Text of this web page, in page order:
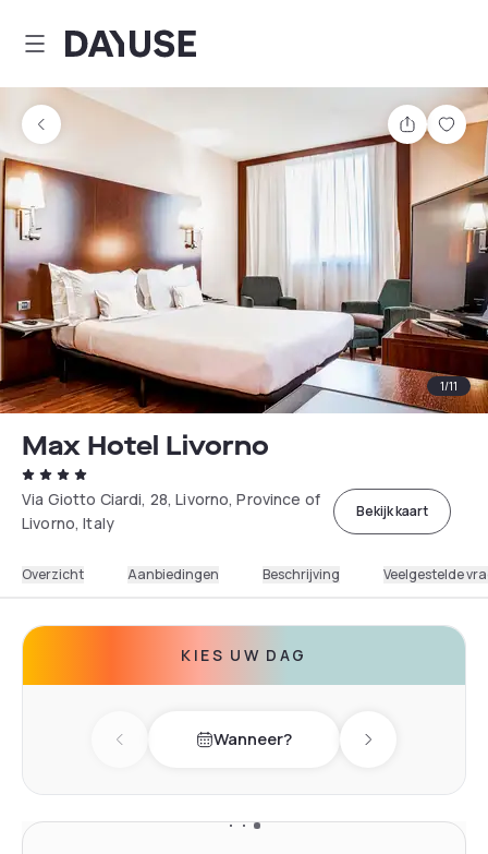
Dayuse
Delen
1/11
Max Hotel Livorno
Via Giotto Ciardi, 28, Livorno, Province of
Livorno, Italy
Bekijk kaart
Overzicht Aanbiedingen Beschrijving Veelgestelde
KIES UW DAG
Previous dayWanneer? Next day